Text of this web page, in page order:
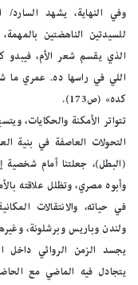
وفي النهاية، يشهد
للسيدتين الناهضتين
الذي يقسم شعر الأم،
اللي في راسها ده. عمري ما
كده» (ص173).
تتواتر الأمكنة والحكايات،
التحولات العاصفة في بنية
(البطل)، جعلتنا أمام شخصية
وأبوه مصري، وتظلل علاقته
في حياته، والانتقالات
ولندن وباريس وبرشلونة،
يجسد الزمن الروائي داخل
يتجادل فيه الماضي مع